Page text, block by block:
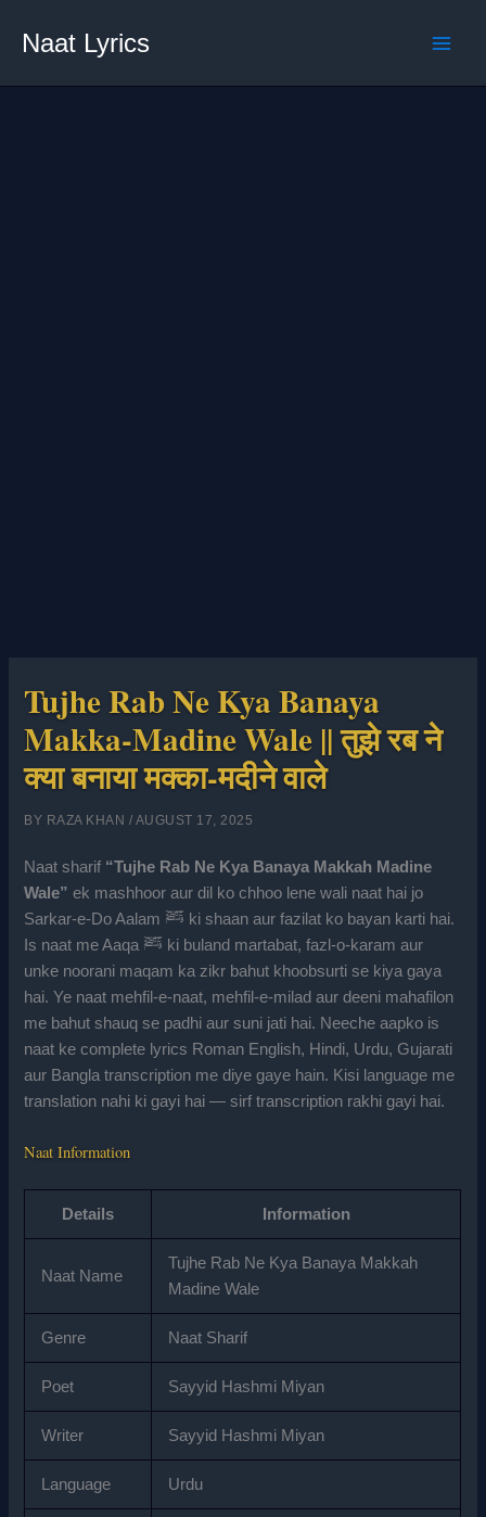
Naat Lyrics
Tujhe Rab Ne Kya Banaya
Makka-Madine Wale || तुझे रब ने
क्या बनाया मक्का-मदीने वाले
BY RAZA KHAN / AUGUST 17, 2025
Naat sharif “Tujhe Rab Ne Kya Banaya Makkah Madine
Wale” ek mashhoor aur dil ko chhoo lene wali naat hai jo
Sarkar-e-Do Aalam ﷺ ki shaan aur fazilat ko bayan karti hai.
Is naat me Aaqa ﷺ ki buland martabat, fazl-o-karam aur
unke noorani maqam ka zikr bahut khoobsurti se kiya gaya
hai. Ye naat mehfil-e-naat, mehfil-e-milad aur deeni mahafilon
me bahut shauq se padhi aur suni jati hai. Neeche aapko is
naat ke complete lyrics Roman English, Hindi, Urdu, Gujarati
aur Bangla transcription me diye gaye hain. Kisi language me
translation nahi ki gayi hai — sirf transcription rakhi gayi hai.
Naat Information
Details Information
Naat Name
Tujhe Rab Ne Kya Banaya Makkah
Madine Wale
Genre Naat Sharif
Poet Sayyid Hashmi Miyan
Writer Sayyid Hashmi Miyan
Language Urdu